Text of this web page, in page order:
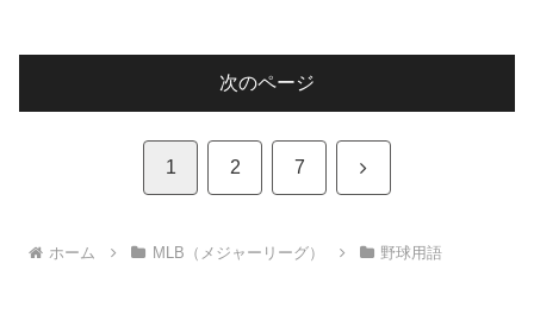
次のページ
1 2 7 次
ホーム MLB（メジャーリーグ） 野球用語